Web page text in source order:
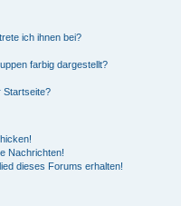
ich ihnen bei?
farbig dargestellt?
Startseite?
Nachrichten!
dieses Forums erhalten!